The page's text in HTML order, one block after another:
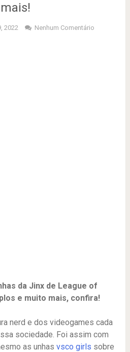
2022 Nenhum Comentário
da Jinx de League of
e muito mais, confira!
nerd e dos videogames cada
sociedade. Foi assim com
as unhas vsco girls sobre